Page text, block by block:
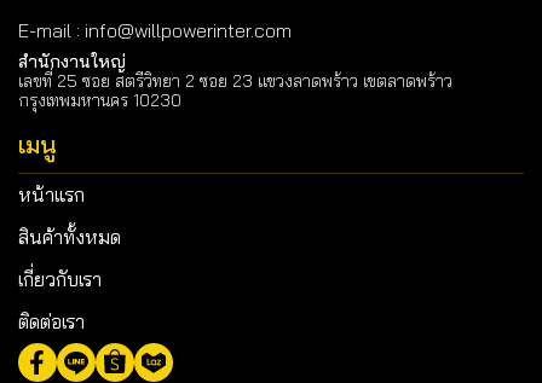
E-mail : info@willpowerinter.com
สำนักงานใหญ่
เลขที่ 25 ซอย สตรีวิทยา 2 ซอย 23 แขวงลาดพร้าว เขตลาดพร้าว
กรุงเทพมหานคร 10230
เมนู
หน้าแรก
สินค้าทั้งหมด
เกี่ยวกับเรา
ติดต่อเรา